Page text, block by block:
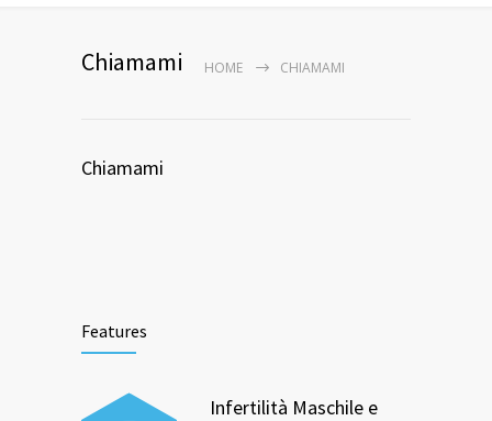
Chiamami HOME CHIAMAMI
Chiamami
Features
Infertilità Maschile e